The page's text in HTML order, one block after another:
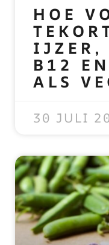
HOE
IJZER,
B12
ALS
30 JULI